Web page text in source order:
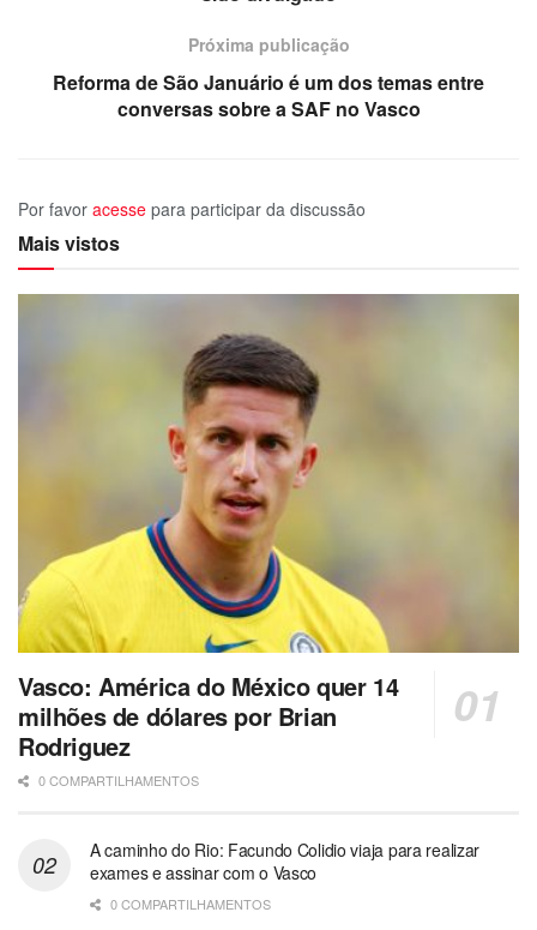
Próxima publicação
Reforma de São Januário é um dos temas entre
conversas sobre a SAF no Vasco
Por favor acesse para participar da discussão
Mais vistos
Vasco: América do México quer 14
milhões de dólares por Brian
Rodriguez
0 COMPARTILHAMENTOS
A caminho do Rio: Facundo Colidio viaja para realizar
exames e assinar com o Vasco
0 COMPARTILHAMENTOS